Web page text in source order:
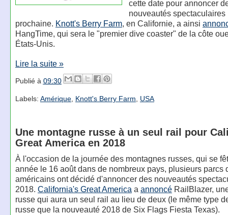
cette date pour annoncer
nouveautés
prochaine. Knott's Berry Farm, en Californie, a ainsi
HangTime, qui sera le "premier dive coaster" de la côte
États-Unis.
Lire la suite »
Publié à 09:30
Labels: Amérique, Knott's Berry Farm USA
Une montagne russe à un seul rail pour
Great America en 2018
À l'occasion de la journée des montagnes russes, qui se
année le 16 août dans de nombreux pays, plusieurs parcs
américains ont décidé d'annoncer des nouveautés
2018. California's Great America a annoncéRailBlazer,
russe qui aura un seul rail au lieu de deux (le même type
russe que la nouveauté 2018 de Six Flags Fiesta Texas).